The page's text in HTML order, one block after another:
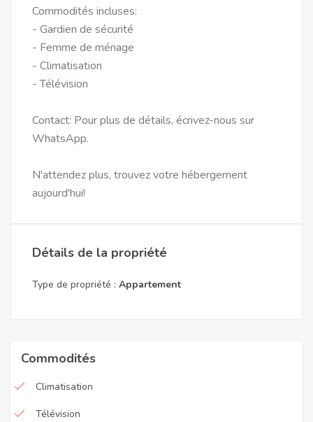
Commodités incluses:
- Gardien de sécurité
- Femme de ménage
- Climatisation
- Télévision
Contact: Pour plus de détails, écrivez-nous sur
WhatsApp.
N'attendez plus, trouvez votre hébergement
aujourd'hui!
Détails de la propriété
Type de propriété : Appartement
Commodités
Climatisation
Télévision